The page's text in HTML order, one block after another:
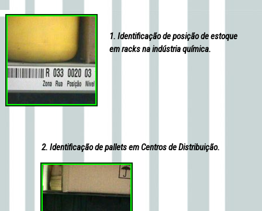
1. Identificação de posição de estoque
em racks na indústria química.
2. Identificação de pallets em Centros de Distribuição.